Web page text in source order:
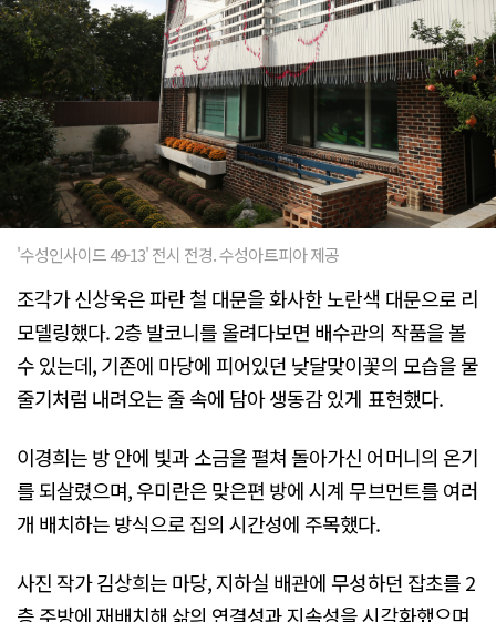
'수성인사이드 49-13' 전시 전경. 수성아트피아 제공
조각가 신상욱은 파란 철 대문을 화사한 노란색 대문으로 리
모델링했다. 2층 발코니를 올려다보면 배수관의 작품을 볼
수 있는데, 기존에 마당에 피어있던 낮달맞이꽃의 모습을 물
줄기처럼 내려오는 줄 속에 담아 생동감 있게 표현했다.
이경희는 방 안에 빛과 소금을 펼쳐 돌아가신 어머니의 온기
를 되살렸으며, 우미란은 맞은편 방에 시계 무브먼트를 여러
개 배치하는 방식으로 집의 시간성에 주목했다.
사진 작가 김상희는 마당, 지하실 배관에 무성하던 잡초를 2
층 주방에 재배치해 삶의 연결성과 지속성을 시각화했으며